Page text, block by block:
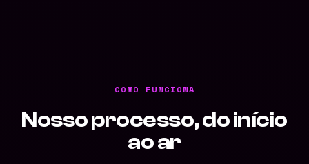
COMO FUNCIONA
Nosso processo, do início
ao ar